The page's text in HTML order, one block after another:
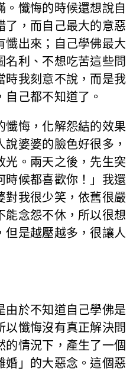
。懺悔的時候還想說自
了，而自己最大的意惡
懺出來；自己學佛最大
名利、不想吃苦這些問
時我刻意不說，而是我
自己都不知道了。
懺悔，化解怨結的效果
婆婆的臉色好很多，
光。兩天之後，先生突
時候都喜歡你！」我還
對我很少笑，依舊很嚴
能念怨不休，所以很想
但是越壓越多，很讓人
由於不知道自己學佛是
以懺悔沒有真正解決問
的情況下，產生了一個
婚」的大惡念。這個惡